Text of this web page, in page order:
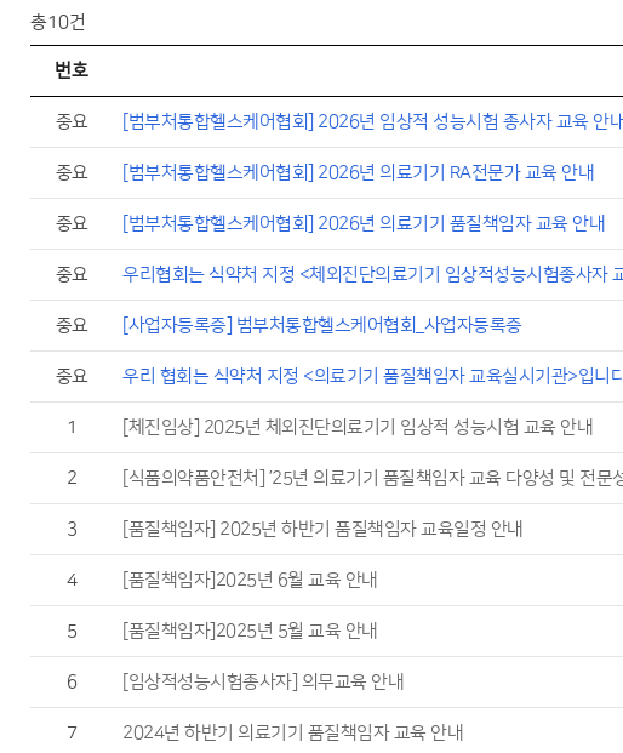
총10건
번호
중요 [범부처통합헬스케어협회] 2026년 임상적 성능시험 종사자 교육 안내
중요 [범부처통합헬스케어협회] 2026년 의료기기 RA전문가 교육 안내
중요 [범부처통합헬스케어협회] 2026년 의료기기 품질책임자 교육 안내
중요 우리협회는 식약처 지정 <체외진단의료기기 임상적성능시험종사자
중요 [사업자등록증] 범부처통합헬스케어협회_사업자등록증
중요 우리 협회는 식약처 지정 <의료기기 품질책임자 교육실시기관>입니
1 [체진임상] 2025년 체외진단의료기기 임상적 성능시험 교육 안내
2 [식품의약품안전처] ’25년 의료기기 품질책임자 교육 다양성 및 전문
3 [품질책임자] 2025년 하반기 품질책임자 교육일정 안내
4 [품질책임자]2025년 6월 교육 안내
5 [품질책임자]2025년 5월 교육 안내
6 [임상적성능시험종사자] 의무교육 안내
7 2024년 하반기 의료기기 품질책임자 교육 안내